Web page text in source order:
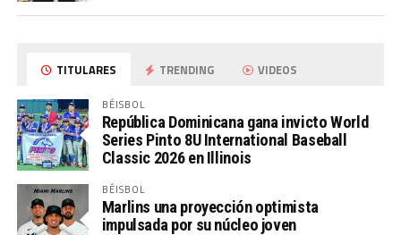
TITULARES TRENDING VIDEOS
BÉISBOL
República Dominicana gana invicto World
Series Pinto 8U International Baseball
Classic 2026 en Illinois
BÉISBOL
Marlins una proyección optimista
impulsada por su núcleo joven